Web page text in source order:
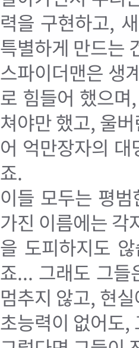
력을 구현하고,
특별하게 만드는
스파이더맨은 생
로 힘들어 했으
쳐야만 했고, 울
어 억만장자의
죠.
이들 모두는 평
가진 이름에는 각
을 도피하지도
죠... 그래도 그들
멈추지 않고, 현
초능력이 없어도,